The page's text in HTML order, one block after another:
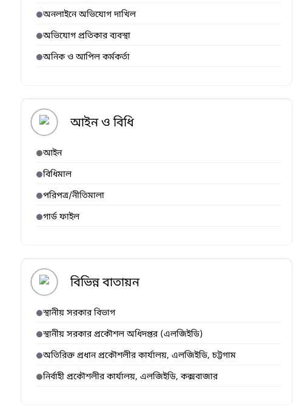
অনলাইনে অভিযোগ দাখিল
অভিযোগ প্রতিকার ব্যবস্থা
অনিক ও আপিল কর্মকর্তা
আইন ও বিধি
আইন
বিধিমাল
পরিপত্র/নীতিমালা
গার্ড ফাইল
বিভিন্ন বাতায়ন
স্থানীয় সরকার বিভাগ
স্থানীয় সরকার প্রকৌশল অধিদপ্তর (এলজিইডি)
অতিরিক্ত প্রধান প্রকৌশলীর কার্যালয়, এলজিইডি, চট্টগাম
নির্বাহী প্রকৌশলীর কার্যালয়, এলজিইডি, কক্সবাজার